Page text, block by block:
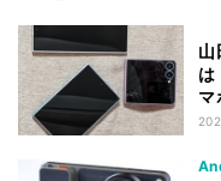
山
は
マ